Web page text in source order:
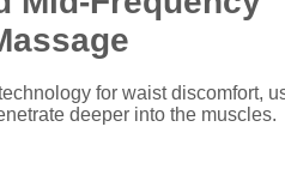
for waist discomfort,
deeper into the muscles.